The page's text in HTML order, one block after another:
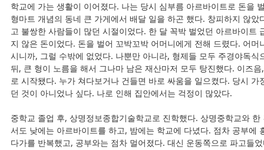
학교에 가는 생활이 이어졌다. 나는 당시 심부름 아르바이트로 돈을
형마트 개념의 동네 큰 가게에서 배달 일을 하곤 했다. 창피하지 않았
고 불쌍한 사람들이 많던 시절이었다. 한 달 꼭박 벌었던 아르바이트
지 않은 돈이었다. 돈을 벌어 꼬박꼬박 어머니에게 전해 드렸다. 어머
시니까, 그럴 수밖에 없었다. 나뿐만 아니라, 형제들 모두 주경야독식
뒤, 큰 형이 노름을 해서 그나마 남은 재산마저 모두 탕진했다. 이즈
로 시작됐다. 누가 쳐다보거나 건들면 바로 싸움을 일으켰다. 당시 가
던 것이 아니었나 싶다. 나로 인해 집안에서는 걱정이 많았다.
중학교 졸업 후, 상명정보종합기술학교로 진학했다. 상명중학교와
서도 낮에는 아르바이트를 하고, 밤에는 학교에 다녔다. 점차 공부에
다가를 반복했고, 공부와는 점차 멀어졌다. 대신 운동쪽으로 파고들